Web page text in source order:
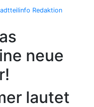
Redaktion
neue
lautet